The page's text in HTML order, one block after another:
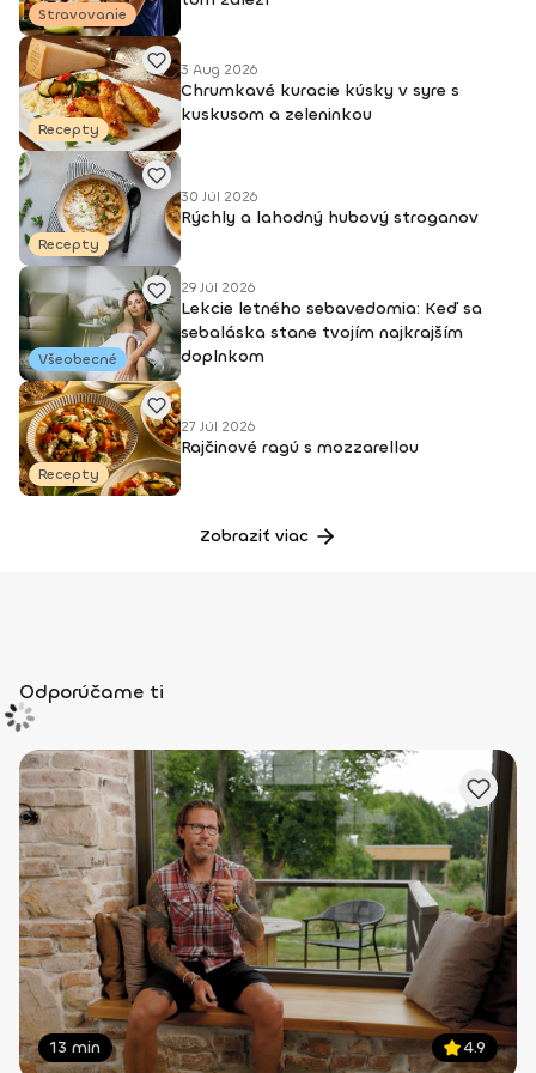
Stravovanie
Recepty
3 Aug 2026
Chrumkavé kuracie kúsky v syre s
kuskusom a zeleninkou
Recepty
30 Júl 2026
Rýchly a lahodný hubový stroganov
Všeobecné
29 Júl 2026
Lekcie letného sebavedomia: Keď sa
sebaláska stane tvojím najkrajším
doplnkom
Recepty
27 Júl 2026
Rajčinové ragú s mozzarellou
Zobraziť viac
Odporúčame ti
13 min 4.9